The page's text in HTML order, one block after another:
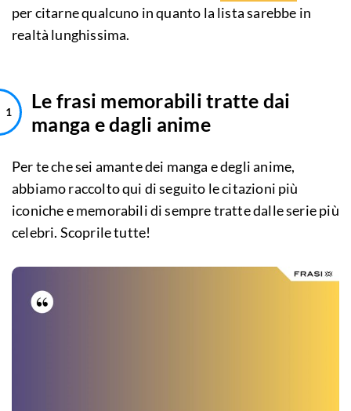
per citarne qualcuno in quanto la lista sarebbe in
realtà lunghissima.
Le frasi memorabili tratte dai
manga e dagli anime
Per te che sei amante dei manga e degli anime,
abbiamo raccolto qui di seguito le citazioni più
iconiche e memorabili di sempre tratte dalle serie più
celebri. Scoprile tutte!